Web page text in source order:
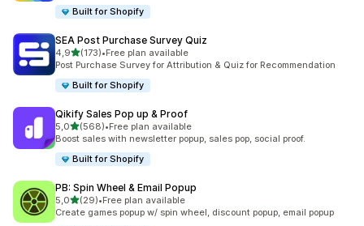
Built for Shopify
SEA Post Purchase Survey Quiz
4,9na 5 gwiazdek
(173)
Łączna liczba recenzji: 173
•Free plan available
Post Purchase Survey for Attribution & Quiz for Recommendation
Built for Shopify
Qikify Sales Pop up & Proof
5,0na 5 gwiazdek
(568)
Łączna liczba recenzji: 568
•Free plan available
Boost sales with newsletter popup, sales pop, social proof.
Built for Shopify
PB: Spin Wheel & Email Popup
5,0na 5 gwiazdek
(29)
Łączna liczba recenzji: 29
•Free plan available
Create games popup w/ spin wheel, discount popup, email popup